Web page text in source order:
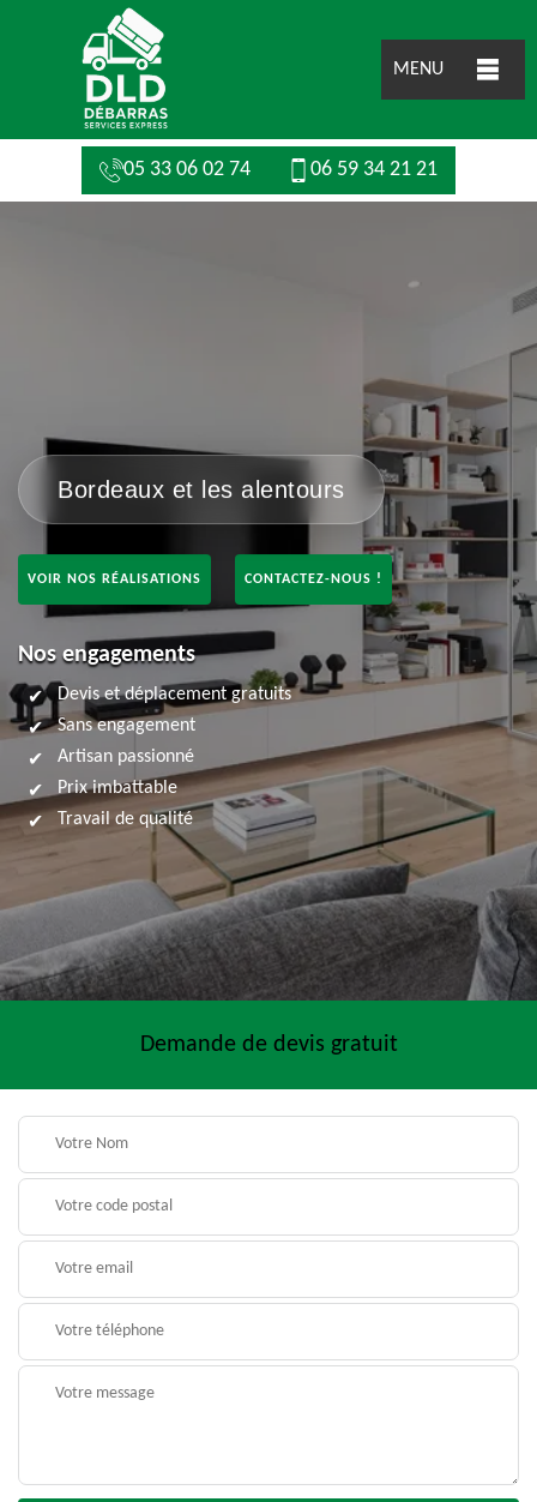
MENU
05 33 06 02 74 06 59 34 21 21
Bordeaux et les alentours
VOIR NOS RÉALISATIONS CONTACTEZ-NOUS !
Nos engagements
Devis et déplacement gratuits
Sans engagement
Artisan passionné
Prix imbattable
Travail de qualité
Demande de devis gratuit